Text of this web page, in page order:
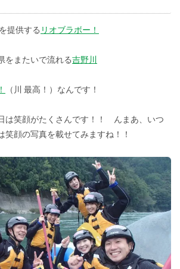
を提供する リオブラボー！
をまたいで流れる吉野川
（川 最高！）なんです！
は笑顔がたくさんです！！ んまあ、いつ
笑顔の写真を載せてみますね！！